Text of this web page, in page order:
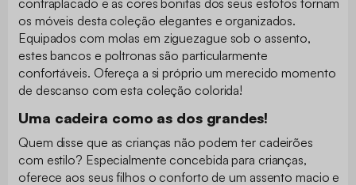
os móveis desta coleção elegantes e organizados.
Equipados com molas em ziguezague sob o assento,
estes bancos e poltronas são particularmente
confortáveis. Ofereça a si próprio um merecido momento
de descanso com esta coleção colorida!
Uma cadeira como as dos grandes!
Quem disse que as crianças não podem ter cadeirões
com estilo? Especialmente concebida para crianças,
oferece aos seus filhos o conforto de um assento macio e